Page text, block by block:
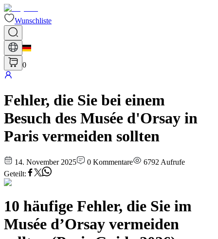
Wunschliste
0
Fehler, die Sie bei einem
Besuch des Musée d'Orsay in
Paris vermeiden sollten
14. November 2025 0 Kommentare 6792 Aufrufe
Geteilt:
10 häufige Fehler, die Sie im
Musée d’Orsay vermeiden